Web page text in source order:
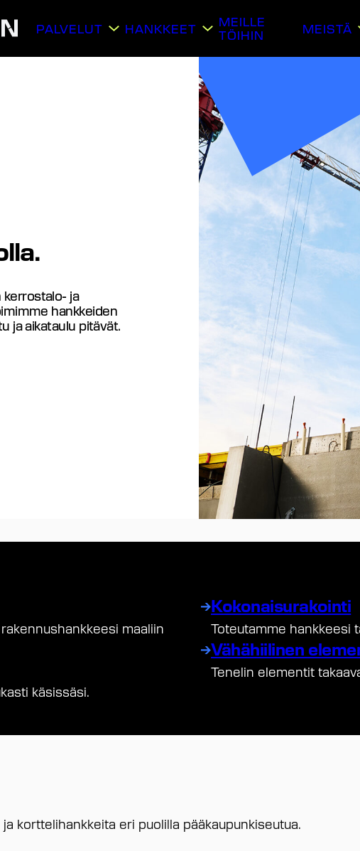
PALVELUT HANKKEET
MEILLE
TÖIHIN
MEISTÄ
ja
hankkeiden
ja aikataulu pitävät.
maaliin
käsissäsi.
Kokonaisurakointi
Toteutamme hankkeesi
Vähähiilinen
Tenelin elementit
korttelihankkeita eri puolilla pääkaupunkiseutua.